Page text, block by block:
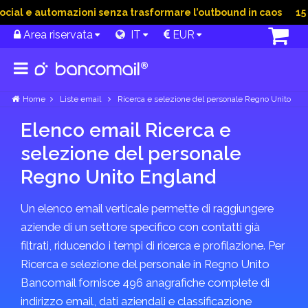
e automazioni senza trasformare l’outbound in caos 15
Area riservata IT EUR
Home Liste email Ricerca e selezione del personale Regno Unito
Elenco email Ricerca e
selezione del personale
Regno Unito England
Un elenco email verticale permette di raggiungere
aziende di un settore specifico con contatti già
filtrati, riducendo i tempi di ricerca e profilazione. Per
Ricerca e selezione del personale in Regno Unito
Bancomail fornisce 496 anagrafiche complete di
indirizzo email, dati aziendali e classificazione